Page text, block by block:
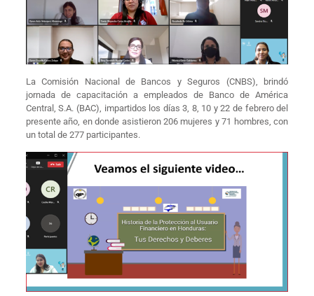
La Comisión Nacional de Bancos y Seguros (CNBS), brindó
jornada de capacitación a empleados de Banco de América
Central, S.A. (BAC), impartidos los días 3, 8, 10 y 22 de febrero del
presente año, en donde asistieron 206 mujeres y 71 hombres, con
un total de 277 participantes.